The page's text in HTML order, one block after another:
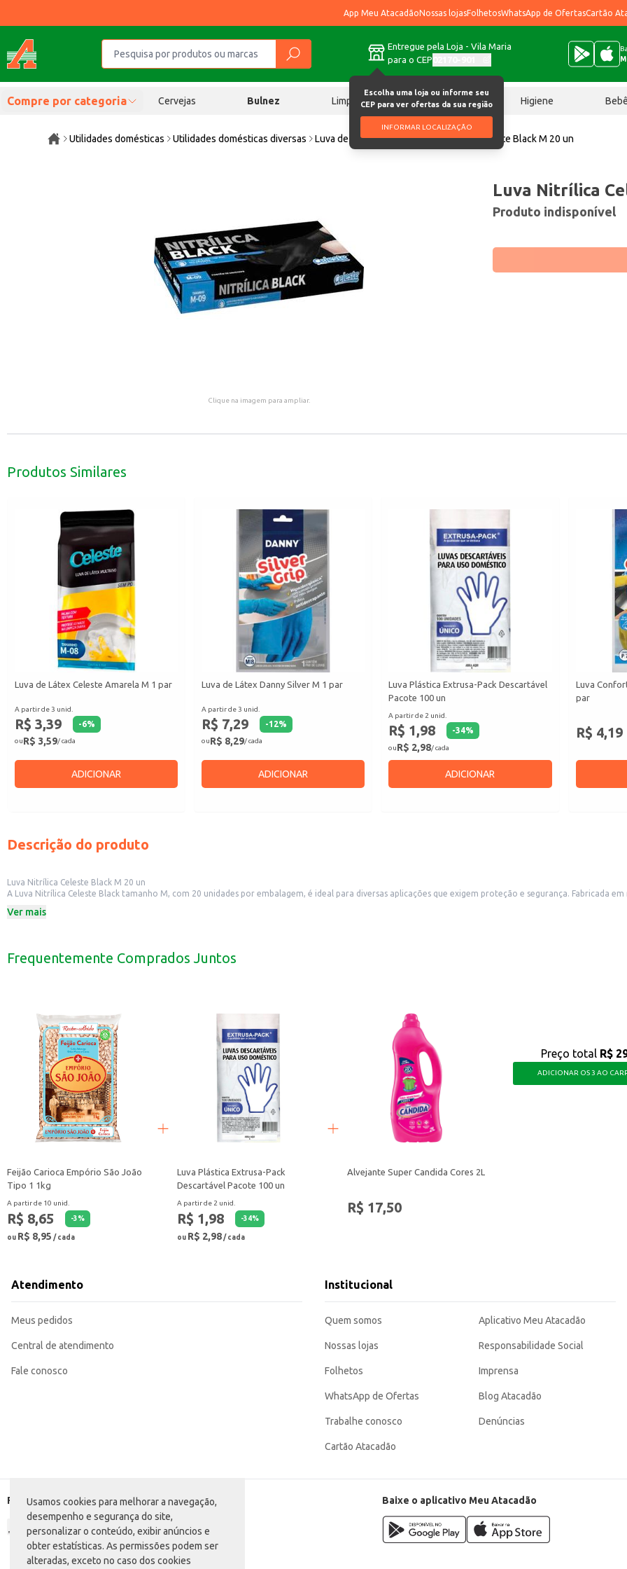
Usamos cookies para melhorar a navegação,
desempenho e segurança do site,
personalizar o conteúdo, exibir anúncios e
obter estatísticas. As permissões podem ser
alteradas, exceto no caso dos cookies
App Meu AtacadãoNossas lojasFolhetosWhatsApp de OfertasCartão
Entregue pela Loja - Vila Maria
para o CEP
Escolha uma loja ou informe seu
CEP para ver ofertas da sua região
INFORMAR LOCALIZAÇÃO
Compre por categoria Cervejas Bulnez Limpeza Chocolates Higiene
Utilidades domésticas Utilidades domésticas diversas Luva de procedimento Luva Nitrílica Celeste Black M 20 un
Clique na imagem para ampliar.
Luva Nitrílica
Produto indisponível
Produtos Similares
Luva de Látex Celeste Amarela M 1 par
A partir de 3 unid.
R$ 3,39 -6%
ouR$ 3,59/ cada
ADICIONAR
Luva de Látex Danny Silver M 1 par
A partir de 3 unid.
R$ 7,29 -12%
ouR$ 8,29/ cada
ADICIONAR
Luva Plástica Extrusa-Pack Descartável
Pacote 100 un
A partir de 2 unid.
R$ 1,98 -34%
ouR$ 2,98/ cada
ADICIONAR
Luva
par
R$ 4,19
Descrição do produto
Luva Nitrílica Celeste Black M 20 un
A Luva Nitrílica Celeste Black tamanho M, com 20 unidades por embalagem, é ideal para diversas aplicações que exigem proteção e segurança. Fabricada
Indicada para:
Dicas de Uso:
Ver mais
Frequentemente Comprados Juntos
Feijão Carioca Empório São João
Tipo 1 1kg
A partir de 10 unid.
R$ 8,65 -3%
ou R$ 8,95 / cada
Luva Plástica Extrusa-Pack
Descartável Pacote 100 un
A partir de 2 unid.
R$ 1,98 -34%
ou R$ 2,98/ cada
Alvejante Super Candida Cores 2L
R$ 17,50
Preço total R$
ADICIONAR OS 3 AO
Atendimento
Meus pedidos
Central de atendimento
Fale conosco
Institucional
Quem somos
Nossas lojas
Folhetos
WhatsApp de Ofertas
Trabalhe conosco
Cartão Atacadão
Aplicativo Meu Atacadão
Responsabilidade Social
Imprensa
Blog Atacadão
Denúncias
Formas de pagamento Baixe o aplicativo Meu Atacadão